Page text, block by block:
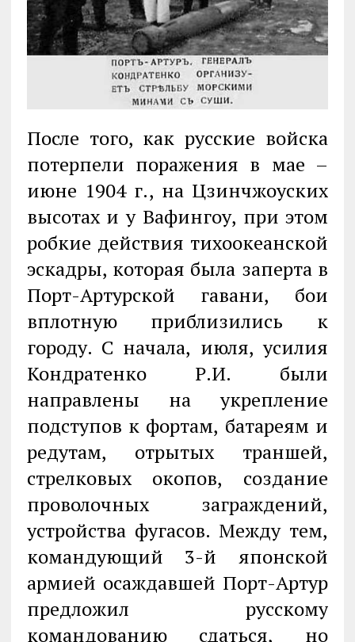
После того, как русские войска
потерпели поражения в мае –
июне 1904 г., на Цзинчжоуских
высотах и у Вафингоу, при этом
робкие действия тихоокеанской
эскадры, которая была заперта в
Порт-Артурской гавани, бои
вплотную приблизились к
городу. С начала, июля, усилия
Кондратенко Р.И. были
направлены на укрепление
подступов к фортам, батареям и
редутам, отрытых траншей,
стрелковых окопов, создание
проволочных заграждений,
устройства фугасов. Между тем,
командующий 3-й японской
армией осаждавшей Порт-Артур
предложил русскому
командованию сдаться, но